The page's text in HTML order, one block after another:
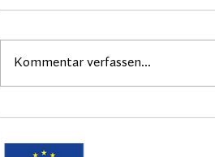
Juni
Kommentar verfassen...